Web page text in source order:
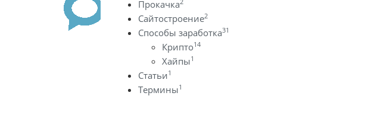
Прокачка
Сайтостроение2
Способы заработка31
Крипто14
Хайпы1
Статьи1
Термины1